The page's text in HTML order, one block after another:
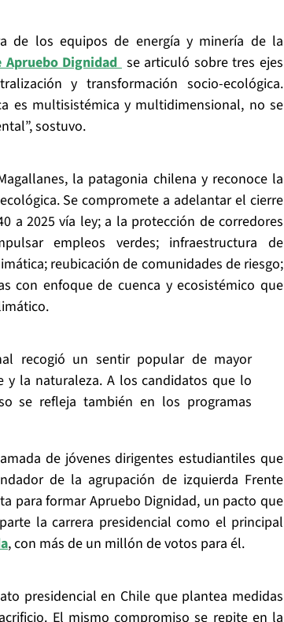
de los equipos de energía y minería de la
Apruebo Dignidadse articuló sobre tres ejes
y transformación socio-ecológica.
es multisistémica y multidimensional, no se
sostuvo.
la patagonia chilena y reconoce la
Se compromete a adelantar el cierre
a 2025 vía ley; a la protección de corredores
empleos verdes; infraestructura de
reubicación de comunidades de riesgo;
con enfoque de cuenca y ecosistémico que
recogió un sentir popular de mayor
y la naturaleza. A los candidatos que lo
se refleja también en los programas
de jóvenes dirigentes estudiantiles que
de la agrupación de izquierda Frente
para formar Apruebo Dignidad, un pacto que
la carrera presidencial como el principal
, con más de un millón de votos para él.
presidencial en Chile que plantea medidas
El mismo compromiso se repite en la